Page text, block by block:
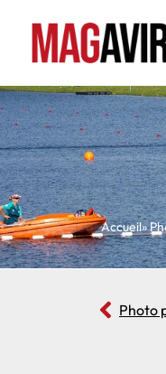
Accueil»
Photo